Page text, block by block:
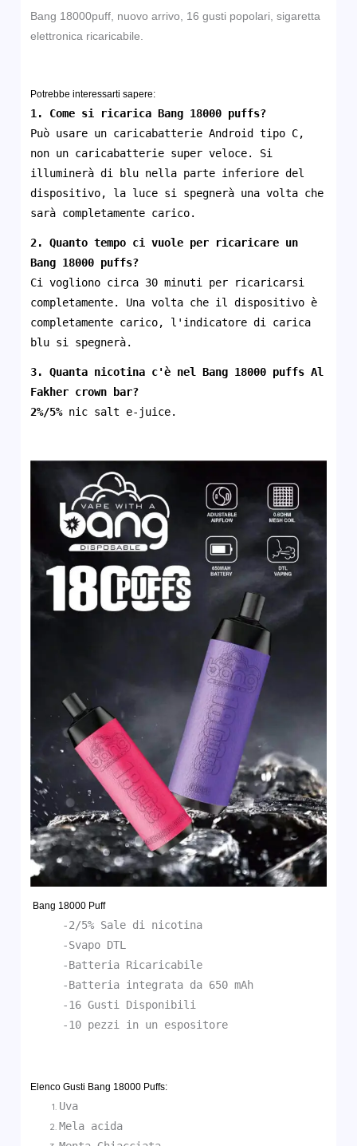
Bang 18000puff, nuovo arrivo, 16 gusti popolari, sigaretta
elettronica ricaricabile.
Potrebbe interessarti sapere:
1. Come si ricarica Bang 18000 puffs?
Può usare un caricabatterie Android tipo C,
non un caricabatterie super veloce. Si
illuminerà di blu nella parte inferiore del
dispositivo, la luce si spegnerà una volta che
sarà completamente carico.
2. Quanto tempo ci vuole per ricaricare un
Bang 18000 puffs?
Ci vogliono circa 30 minuti per ricaricarsi
completamente. Una volta che il dispositivo è
completamente carico, l'indicatore di carica
blu si spegnerà.
3. Quanta nicotina c'è nel Bang 18000 puffs Al
Fakher crown bar?
2%/5%nic salt e-juice.
Bang 18000 Puff
-2/5% Sale di nicotina
-Svapo DTL
-Batteria Ricaricabile
-Batteria integrata da 650 mAh
-16 Gusti Disponibili
-10 pezzi in un espositore
Elenco Gusti Bang 18000 Puffs:
Uva
Mela acida